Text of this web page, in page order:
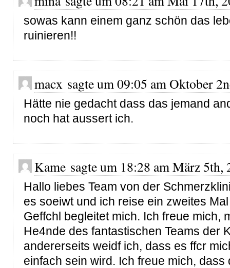
sowas kann einem ganz schön das
ruinieren!!
macx sagte um 09:05 am Oktober
Hätte nie gedacht dass das jemand
noch hat aussert ich.
Kame sagte um 18:28 am März 5th,
Hallo liebes Team von der
es soeiwt und ich reise ein zweites
Geffchl begleitet mich. Ich freue mich,
He4nde des fantastischen Teams der
andererseits weidf ich, dass es ffcr
einfach sein wird. Ich freue mich, dass